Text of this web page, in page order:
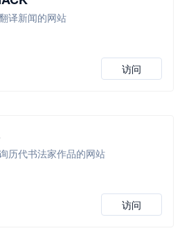
译新闻的网站
访问
历代书法家作品的网站
访问